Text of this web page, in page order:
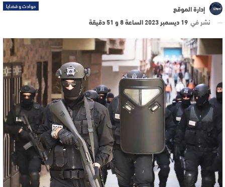
حوادث وقضايا
إدارة الموقع
نشر في 19 ديسمبر 2023 الساعة 8 و 51 دقيقة